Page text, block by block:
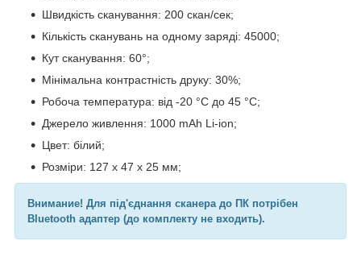
Швидкість сканування: 200 скан/сек;
Кількість сканувань на одному заряді: 45000;
Кут сканування: 60°;
Мінімальна контрастність друку: 30%;
Робоча температура: від -20 °C до 45 °C;
Джерело живлення: 1000 mAh Li-ion;
Цвет: білий;
Розміри: 127 x 47 x 25 мм;
Внимание! Для під'єднання сканера до ПК потрібен
Bluetooth адаптер (до комплекту не входить).